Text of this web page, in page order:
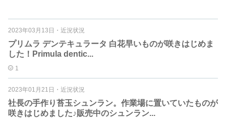
2023年03月13日 ・ 近況状況
プリムラ デンテキュラータ 白花早いものが咲きはじめま
した！Primula dentic...
1
2023年01月21日 ・ 近況状況
社長の手作り苔玉シュンラン。作業場に置いていたものが
咲きはじめました♪販売中のシュンラン...